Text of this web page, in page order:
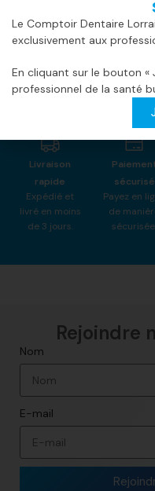
Livraison
rapide
Expédié et
livré en moins
de 3 jours.
sécurisé
Payez en
de
Rejoindre
Nom
E-mail
Le Comptoir Dentaire
exclusivement aux
En cliquant sur le bouton «
professionnel de la santé